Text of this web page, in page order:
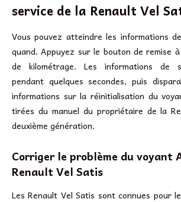
service de la Renault Vel
Vous pouvez atteindre les informations
quand. Appuyez sur le bouton de remise
de kilométrage. Les informations de
pendant quelques secondes, puis
informations sur la réinitialisation du
tirées du manuel du propriétaire de la
deuxième génération.
Corriger le problème du voyant
Renault Vel Satis
Les Renault Vel Satis sont connues pour